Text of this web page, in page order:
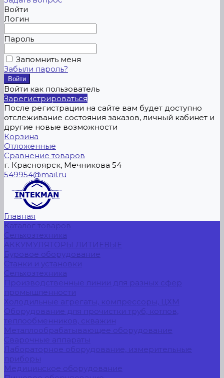
Войти
Логин
Пароль
Запомнить меня
Забыли пароль?
Войти как пользователь
Зарегистрироваться
После регистрации на сайте вам будет доступно
отслеживание состояния заказов, личный кабинет и
другие новые возможности
Корзина
Отложенные
Сравнение товаров
г. Красноярск, Мечникова 54
549954@mail.ru
Главная
Каталог товаров
Сельхозтехника
АККУМУЛЯТОРЫ ЛИТИЕВЫЕ
Буровое оборудование
Станки и установки
Сельхозтехника
Производственные линии для разных сфер
промышленности
Холодильные агрегаты, компрессоры, ЦХМ
Оборудование для прочистки труб, котлов,
теплообменников, скважин
Металлообрабатывающее оборудование
Сварочные аппараты
Лабораторное оборудование, измерительные
приборы
Медицинское оборудование